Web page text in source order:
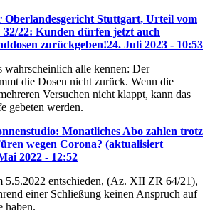
Stuttgart, Urteil vom
32/22: Kunden dürfen jetzt auch
zurückgeben!24. Juli 2023 - 10:53
wahrscheinlich alle kennen: Der
die Dosen nicht zurück. Wenn die
Versuchen nicht klappt, kann das
gebeten werden.
Monatliches Abo zahlen trotz
wegen Corona? (aktualisiert
2022 - 12:52
5.5.2022 entschieden, (Az. XII ZR 64/21),
einer Schließung keinen Anspruch auf
haben.